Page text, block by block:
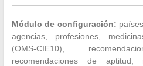
Módulo de configuración:
agencias, profesiones,
(OMS-CIE10),
recomendaciones de aptitud,